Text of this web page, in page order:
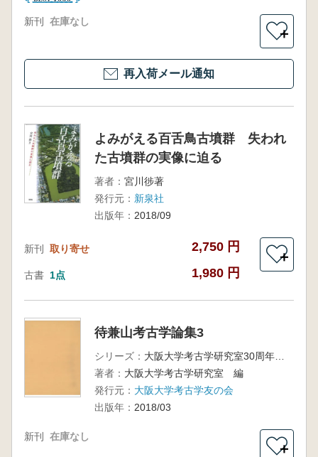
新刊 在庫なし
＋
再入荷メール通知
よみがえる百舌鳥古墳群 失われ
た古墳群の実像に迫る
著者： 宮川徏著
発行元： 新泉社
出版年： 2018/09
新刊 取り寄せ 2,750 円
古書 1点 1,980 円
＋
待兼山考古学論集3
シリーズ：
大阪大学考古学研究室30周年記念論集
著者： 大阪大学考古学研究室 編
発行元： 大阪大学考古学友の会
出版年： 2018/03
新刊 在庫なし
＋